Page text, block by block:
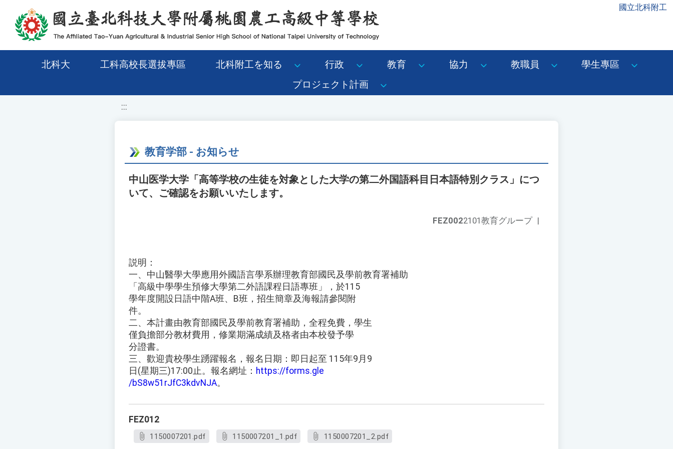
移至網頁之主要內容區位置 國立北科附工
北科大 工科高校長選拔專區 北科附工を知る 行政 教育 協力 教職員
學生專區
プロジェクト計画
:::
教育学部 - お知らせ
中山医学大学「高等学校の生徒を対象とした大学の第二外国語科目日本語特別クラス」につ
いて、ご確認をお願いいたします。
FEZ0022101教育グループ |
説明：
一、中山醫學大學應用外國語言學系辦理教育部國民及學前教育署補助
「高級中學學生預修大學第二外語課程日語專班」，於115
學年度開設日語中階A班、B班，招生簡章及海報請參閱附
件。
二、本計畫由教育部國民及學前教育署補助，全程免費，學生
僅負擔部分教材費用，修業期滿成績及格者由本校發予學
分證書。
三、歡迎貴校學生踴躍報名，報名日期：即日起至 115年9月9
日(星期三)17:00止。報名網址： https://forms.gle
/bS8w51rJfC3kdvNJA。
FEZ012
1150007201.pdf 1150007201_1.pdf 1150007201_2.pdf